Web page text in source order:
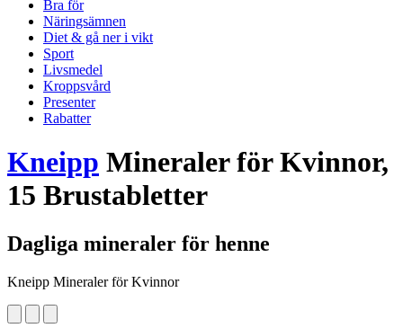
Bra för
Näringsämnen
Diet & gå ner i vikt
Sport
Livsmedel
Kroppsvård
Presenter
Rabatter
Kneipp Mineraler för Kvinnor,
15 Brustabletter
Dagliga mineraler för henne
Kneipp Mineraler för Kvinnor